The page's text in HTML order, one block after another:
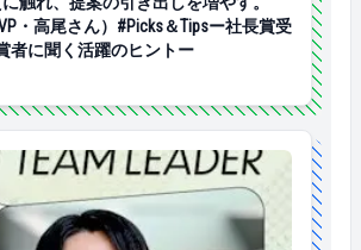
・高尾さん）#Picks＆Tipsー社長賞受
者に聞く活躍のヒントー